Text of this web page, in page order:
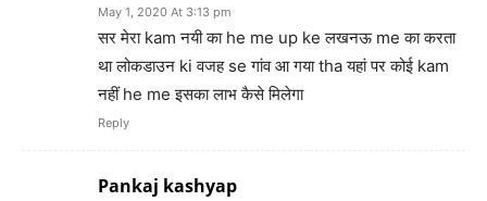
May 1, 2020 At 3:13 pm
सर मेरा kam नयी का he me up ke लखनऊ me का करता
था लोकडाउन ki वजह se गांव आ गया tha यहां पर कोई kam
नहीं he me इसका लाभ कैसे मिलेगा
Reply
Pankaj kashyap